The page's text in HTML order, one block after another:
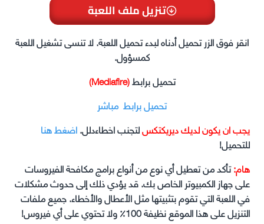
تنزيل ملف اللعبة
انقر فوق الزر تحميل أدناه لبدء تحميل اللعبة. لا تنسى تشغيل اللعبة
كمسؤول.
تحميل برابط(Mediafire)
تحميل برابط مباشر
يجب ان يكون لديك ديريكتكسلتجنب اخطاءدلل.اضغط هنا
للتحميل!
هام:تأكد من تعطيل أي نوع من أنواع برامج مكافحة الفيروسات
على جهاز الكمبيوتر الخاص بك. قد يؤدي ذلك إلى حدوث مشكلات
في اللعبة التي تقوم بتثبيتها مثل الأعطال والأخطاء. جميع ملفات
التنزيل على هذا الموقع نظيفة 100٪ ولا تحتوي على أي فيروس!